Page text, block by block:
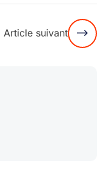
Article suivant